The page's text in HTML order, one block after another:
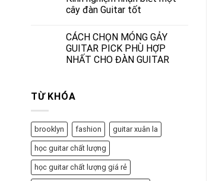
cây đàn Guitar tốt
CÁCH CHỌN MÓNG GẢY
GUITAR PICK PHÙ HỢP
NHẤT CHO ĐÀN GUITAR
TỪ KHÓA
brooklyn fashion guitar xuân la
học guitar chất lượng
học guitar chất lượng giá rẻ